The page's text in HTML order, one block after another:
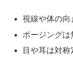
視線や体の向
ポージングは
目や耳は対